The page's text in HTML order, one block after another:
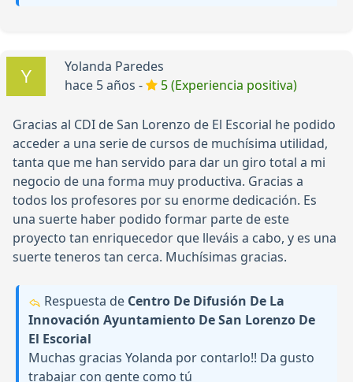
Yolanda Paredes
hace 5 años -
5 (Experiencia positiva)
Gracias al CDI de San Lorenzo de El Escorial he podido
acceder a una serie de cursos de muchísima utilidad,
tanta que me han servido para dar un giro total a mi
negocio de una forma muy productiva. Gracias a
todos los profesores por su enorme dedicación. Es
una suerte haber podido formar parte de este
proyecto tan enriquecedor que lleváis a cabo, y es una
suerte teneros tan cerca. Muchísimas gracias.
Respuesta de Centro De Difusión De La
Innovación Ayuntamiento De San Lorenzo De
El Escorial
Muchas gracias Yolanda por contarlo!! Da gusto
trabajar con gente como tú